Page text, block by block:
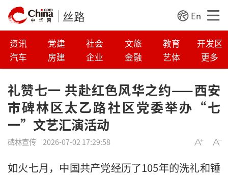
丝路 En
资讯 党建 社会 文旅 教育
开发区
汽车
房建 企业 金融 艺体 更多
礼赞七一 共赴红色风华之约——西安
市碑林区太乙路社区党委举办“七
一”文艺汇演活动
碑林宣传 2026-07-02 17:29:58
如火七月，中国共产党经历了105年的洗礼和锤